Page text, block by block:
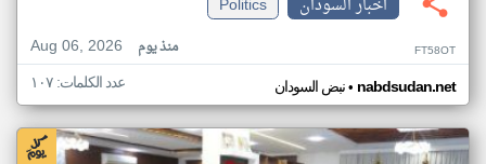
اخبار السودان
Politics
Aug 06, 2026
منذ يوم FT58OT
نبض السودان• nabdsudan.net عدد الكلمات: ١٠٧